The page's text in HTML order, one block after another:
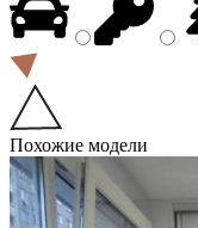
Похожие модели